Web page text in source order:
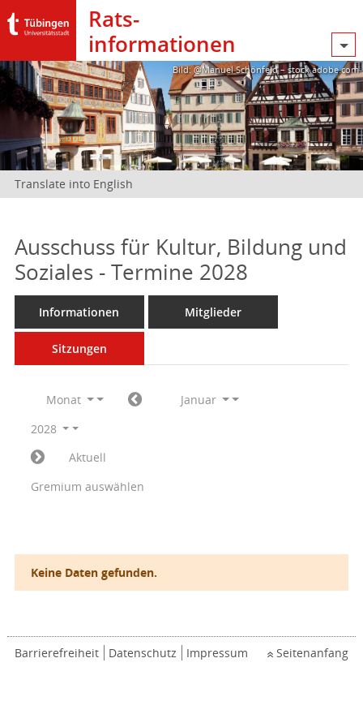
Rats­
informationen
Bild: @Manuel Schönfeld – stock.adobe.com
Translate into English
Ausschuss für Kultur, Bildung und
Soziales - Termine 2028
Informationen Mitglieder
Sitzungen
Monat
Januar
2028
Aktuell
Gremium auswählen
Keine Daten gefunden.
Barrierefreiheit Datenschutz Impressum Seitenanfang